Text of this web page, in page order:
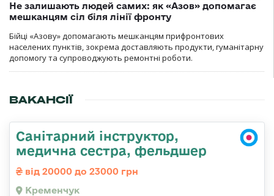
Не залишають людей самих: як «Азов» допомагає
мешканцям сіл біля лінії фронту
Бійці «Азову» допомагають мешканцям прифронтових
населених пунктів, зокрема доставляють продукти, гуманітарну
допомогу та супроводжують ремонтні роботи.
ВАКАНСІЇ
Санітарний інструктор,
медична сестра, фельдшер
від 20000 до 23000 грн
Кременчук